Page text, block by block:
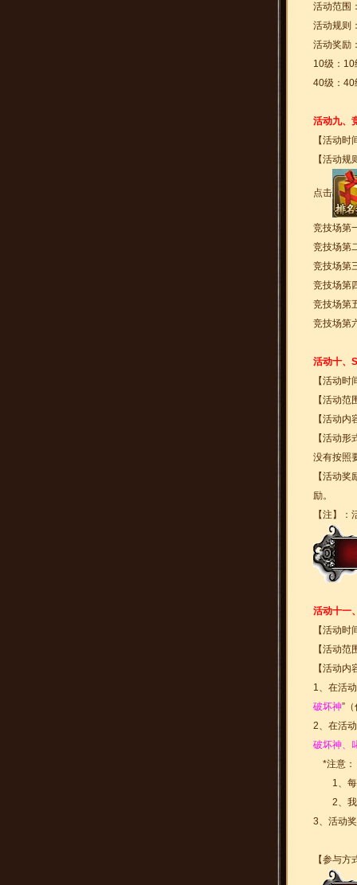
活动范围
活动规则
活动奖励
10级：10
40级：40
活动九、
【活动时
【活动
点击
竞技场第
竞技场第
竞技场第
竞技场第
竞技场第
竞技场第
活动十、
【活动时
【活动
【活动
【活动
没有按照
【活动
励。
【注】
活动十一
【活动时
【活动
【活动内
1、在活
破坏神”
2、在活
破坏神、
*注意：
1、每
2、我们
3、活动
【参与